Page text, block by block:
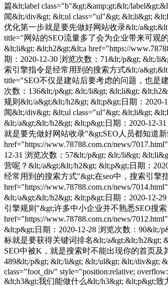
篇&lt;label class="b"&gt;&amp;gt;&lt;/
闻&lt;/div&gt; &lt;ul class="ul"&gt; &lt;li&gt;
优化第一步就是要先做好网站收录&lt;/
title="网站的SEO流量多了会为企业带来可观
&lt;li&gt; &lt;h2&gt;&lt;a href="https://
期：2020-12-30 浏览次数：71&lt;/p&gt; &lt;/
索引擎指令是经常用到的搜索方式&lt;/
title="SEO不仅是建站后要考虑的问题，也是
次数：136&lt;/p&gt; &lt;/li&gt; &lt;li&gt;
规则&lt;/a&gt;&lt;/h2&gt; &lt;p&gt;日期：2020-
闻&lt;/div&gt; &lt;ul class="ul"&gt; &lt;li&gt;
&lt;/a&gt;&lt;/h2&gt; &lt;p&gt;日期：2020-12-
就是要先做好网站收录"&gt;SEO人员都知道
href="https://www.78788.com.cn/news/
12-31 浏览次数：57&lt;/p&gt; &lt;/li&gt;
营呢？&lt;/a&gt;&lt;/h2&gt; &lt;p&gt;日期：
经常用到的搜索方式"&gt;在seo中，搜索引擎
href="https://www.78788.com.cn/news/
&lt;/a&gt;&lt;/h2&gt; &lt;p&gt;日期：2020-12-
引擎规则"&gt;许多中小企业并不熟悉SEO搜
href="https://www.78788.com.cn/news/
&lt;p&gt;日期：2020-12-28 浏览次数：90&lt;/
标就是要获得关键词排名&lt;/a&gt;&lt;/h2&gt;
SEO中被K，就是搜索时不能出现你的首页及
489&lt;/p&gt; &lt;/li&gt; &lt;/ul&gt; &lt;/div&gt;
class="foot_div" style="position:relative;
&lt;h3&gt;我们能做什么&lt;/h3&gt; &lt;p&gt;致